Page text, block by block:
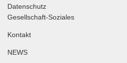
Datenschutz
Gesellschaft-Soziales
Kontakt
NEWS